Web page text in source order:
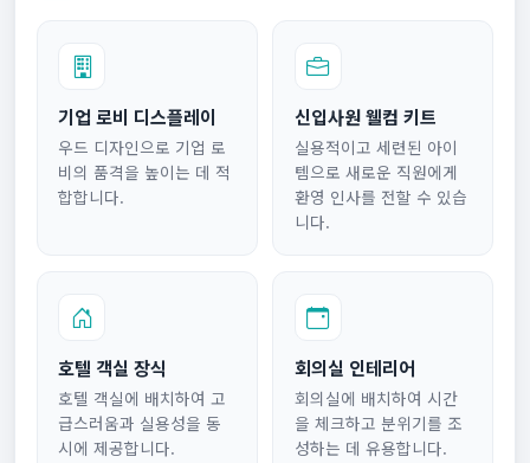
기업 로비 디스플레이
우드 디자인으로 기업 로
비의 품격을 높이는 데 적
합합니다.
신입사원 웰컴 키트
실용적이고 세련된 아이
템으로 새로운 직원에게
환영 인사를 전할 수 있습
니다.
호텔 객실 장식
호텔 객실에 배치하여 고
급스러움과 실용성을 동
시에 제공합니다.
회의실 인테리어
회의실에 배치하여 시간
을 체크하고 분위기를 조
성하는 데 유용합니다.